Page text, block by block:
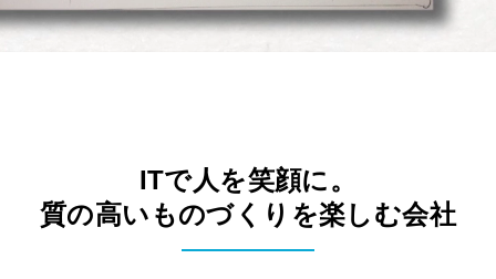
ITで人を笑顔に。
質の高いものづくりを楽しむ会社